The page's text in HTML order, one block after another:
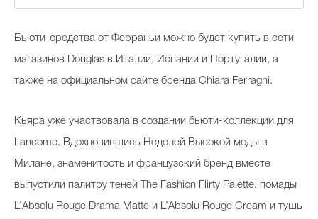
Бьюти-средства от Ферраньи можно будет купить в сети
магазинов Douglas в Италии, Испании и Португалии, а
также на официальном сайте бренда Chiara Ferragni.
Кьяра уже участвовала в создании бьюти-коллекции для
Lancome. Вдохновившись Неделей Высокой моды в
Милане, знаменитость и французский бренд вместе
выпустили палитру теней The Fashion Flirty Palette, помады
L’Absolu Rouge Drama Matte и L’Absolu Rouge Cream и тушь